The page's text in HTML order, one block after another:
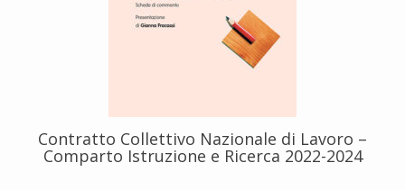
Contratto Collettivo Nazionale di Lavoro –
Comparto Istruzione e Ricerca 2022-2024